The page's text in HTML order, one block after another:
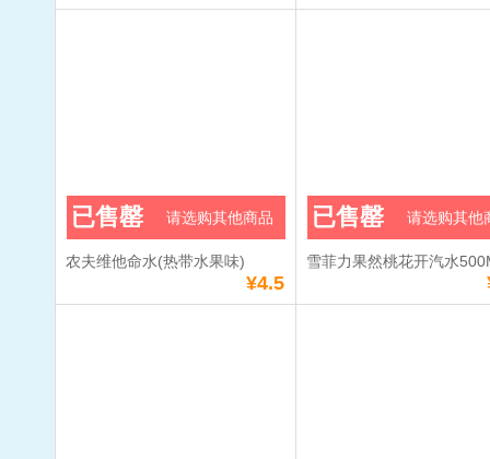
农夫维他命水(热带水果味)
¥4.5
已售罄 请选购其他商品
雪菲力果然桃花开汽水
已售罄 请选购其他